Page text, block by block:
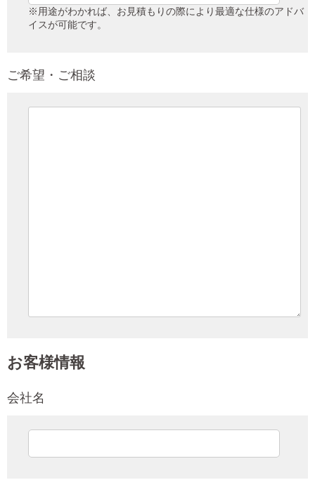
※用途がわかれば、お見積もりの際により最適な仕様のアドバ
イスが可能です。
ご希望・ご相談
お客様情報
会社名